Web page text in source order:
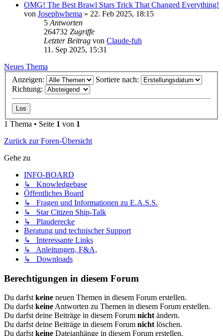
OMG! The Best Brawl Stars Trick That Changed Everything!
von Josephwhema » 22. Feb 2025, 18:15
5Antworten
264732 Zugriffe
Letzter Beitrag von Claude-fuh
11. Sep 2025, 15:31
Neues Thema
Anzeigen:
Sortiere nach:
Richtung:
1 Thema • Seite 1 von 1
Zurück zur Foren-Übersicht
Gehe zu
INFO-BOARD
↳ Knowledgebase
Öffentliches Board
↳ Fragen und Informationen zu E.A.S.S.
↳ Star Citizen Ship-Talk
↳ Plauderecke
Beratung und technischer Support
↳ Interessante Links
↳ Anleitungen, F&A,
↳ Downloads
Berechtigungen in diesem Forum
Du darfstkeine neuen Themen in diesem Forum erstellen.
Du darfstkeineAntworten zu Themen in diesem Forum erstellen.
Du darfst deine Beiträge in diesem Forum nichtändern.
Du darfst deine Beiträge in diesem Forum nichtlöschen.
Du darfstkeine Dateianhänge in diesem Forum erstellen.